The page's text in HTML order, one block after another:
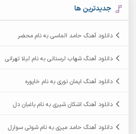
آرکاداش
جدیدترین ها
دانلود آهنگ حامد الماسی به نام محضر
دانلود آهنگ شهاب لرستانی به نام لیلا تهرانی
دانلود آهنگ ایمان نوری به نام خاپوره
دانلود آهنگ اشکان شیری به نام باغبان دل
دانلود آهنگ حامد میری به نام شوتی سوارل